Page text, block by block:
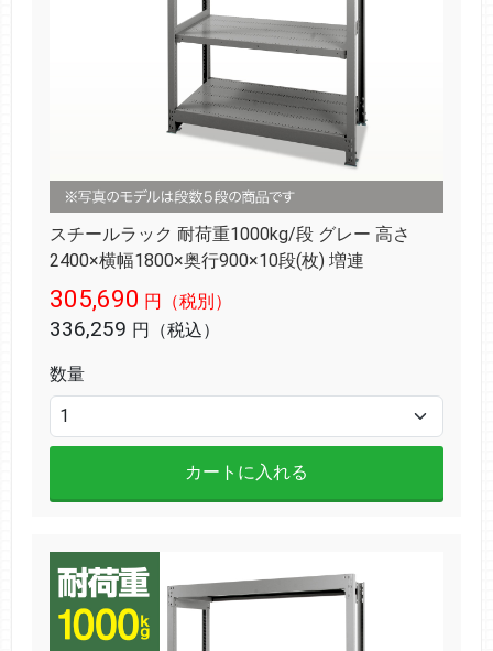
スチールラック 耐荷重1000kg/段 グレー 高さ
2400×横幅1800×奥行900×10段(枚) 増連
305,690 円（税別）
336,259 円（税込）
数量
カートに入れる